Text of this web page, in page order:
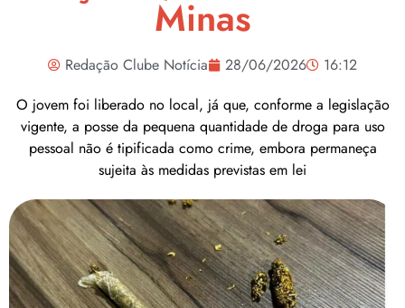
Minas
Redação Clube Notícia 28/06/2026
16:12
O jovem foi liberado no local, já que, conforme a legislação
vigente, a posse da pequena quantidade de droga para uso
pessoal não é tipificada como crime, embora permaneça
sujeita às medidas previstas em lei